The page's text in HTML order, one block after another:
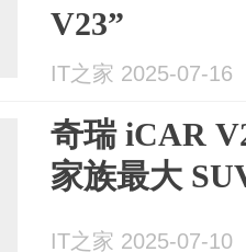
V23”
IT之家 2025-07-16
奇瑞 iCAR
家族最大
IT之家 2025-07-10